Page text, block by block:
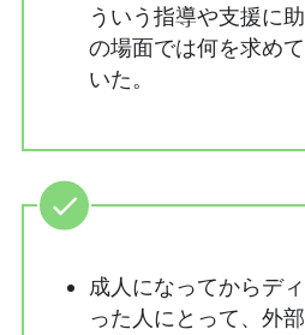
ういう指導や支援に
の場面では何を求め
いた。
成人になってからデ
った人にとって、外